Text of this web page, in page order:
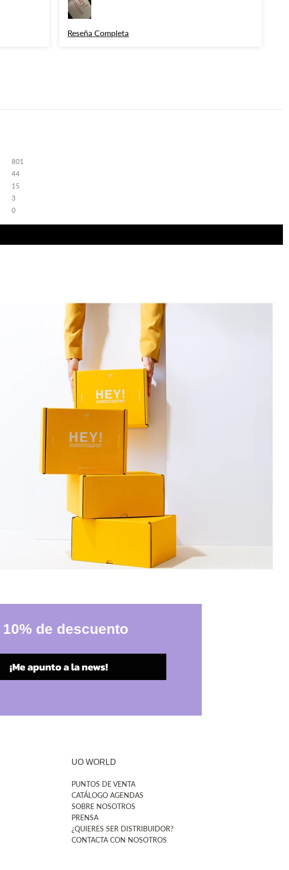
Reseña Completa
801
44
15
3
0
de descuento
¡Me apunto a la news!
UO WORLD
PUNTOS DE VENTA
CATÁLOGO AGENDAS
SOBRE NOSOTROS
PRENSA
¿QUIERES SER DISTRIBUIDOR?
CONTACTA CON NOSOTROS